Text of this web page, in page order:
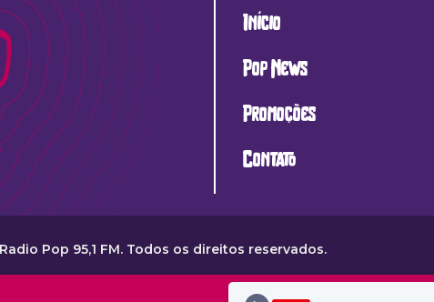
Início
Pop News
Promoções
Contato
Pop 95,1 FM. Todos os direitos reservados.